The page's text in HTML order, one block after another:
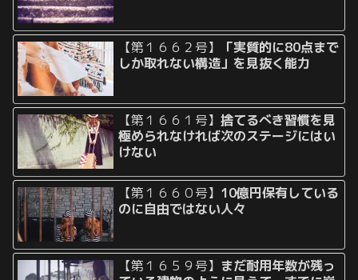
【第１６６２号】
「実質的に80点まで
しか取れない構造」を見抜く能力
【第１６６１号】捨てるべき習慣を見
極められなければ次のステージにはい
けない
【第１６６０号】 10億円保有している
のに自由ではない人々
【第１６５９号】 まだ耐用年数が残っ